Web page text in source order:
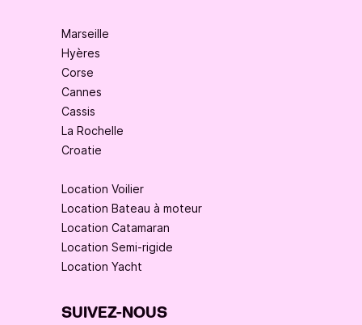
Marseille
Hyères
Corse
Cannes
Cassis
La Rochelle
Croatie
Location Voilier
Location Bateau à moteur
Location Catamaran
Location Semi-rigide
Location Yacht
SUIVEZ-NOUS